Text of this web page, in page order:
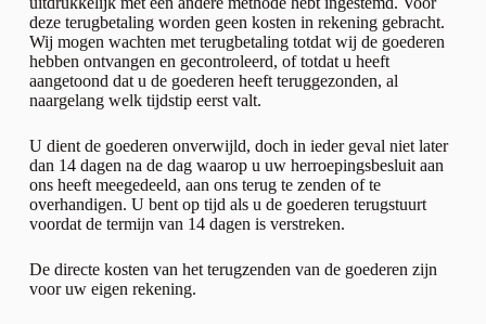
deze terugbetaling worden geen kosten in rekening gebracht.
Wij mogen wachten met terugbetaling totdat wij de goederen
hebben ontvangen en gecontroleerd, of totdat u heeft
aangetoond dat u de goederen heeft teruggezonden, al
naargelang welk tijdstip eerst valt.
U dient de goederen onverwijld, doch in ieder geval niet later
dan 14 dagen na de dag waarop u uw herroepingsbesluit aan
ons heeft meegedeeld, aan ons terug te zenden of te
overhandigen. U bent op tijd als u de goederen terugstuurt
voordat de termijn van 14 dagen is verstreken.
De directe kosten van het terugzenden van de goederen zijn
voor uw eigen rekening.